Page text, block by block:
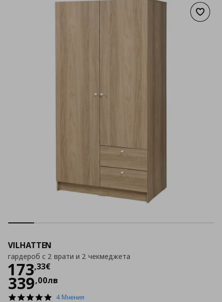
VILHATTEN
гардероб с 2 врати и 2 чекмеджета
173,33€
Цена
339,00лв
4.8
4 Мнения